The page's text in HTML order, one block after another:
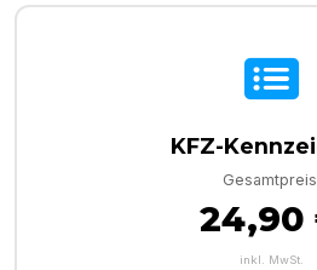
KFZ-
24,90
inkl. MwSt.